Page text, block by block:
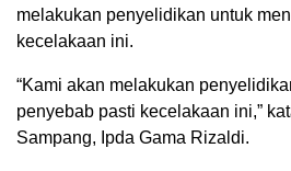
melakukan penyelidikan untuk
kecelakaan ini.
“Kami akan melakukan
penyebab pasti kecelakaan ini,”
Sampang, Ipda Gama Rizaldi.